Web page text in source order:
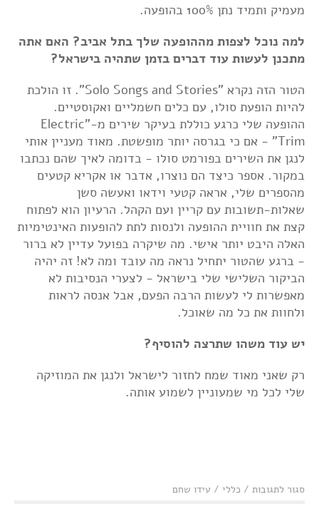
מעמיק ותמיד נתן 100% בהופעה.
למה נוכל לצפות מההופעה שלך בתל אביב? האם אתה
מתכנן לעשות עוד דברים בזמן שתהיה בישראל?
הטור הזה נקרא "Solo Songs and Stories". זו הולכת
להיות הופעת סולו, עם כלים חשמליים ואקוסטיים.
ההופעה שלי כרגע כוללת בעיקר שירים מ-"Electric
Trim" - אם כי בגרסה יותר מופשטת. מאוד מעניין אותי
לנגן את השירים בפורמט סולו - בדומה לאיך שהם נכתבו
במקור. אספר כיצד הם נוצרו, אדבר או אקריא קטעים
מהספרים שלי, אראה קטעי וידאו ואעשה סשן
שאלות-תשובות עם קריין ועם הקהל. הרעיון הוא לפתוח
קצת את חוויית ההופעה ולנסות לתת להופעות האינטימיות
האלה היבט יותר אישי. מה שיקרה בפועל עדיין לא ברור
- ברגע שהטור יתחיל נראה מה עובד ומה לא! זה יהיה
הביקור השלישי שלי בישראל - לצערי הנסיבות לא
מאפשרות לי לעשות הרבה הפעם, אבל אנסה לראות
ולחוות את כל מה שאוכל.
יש עוד משהו שתרצה להוסיף?
רק שאני מאוד שמח לחזור לישראל ולנגן את המוזיקה
שלי לכל מי שמעוניין לשמוע אותה.
סגור לתגובותעל
/ כללי / עידו שחם